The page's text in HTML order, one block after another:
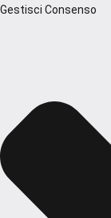
Gestisci Consenso